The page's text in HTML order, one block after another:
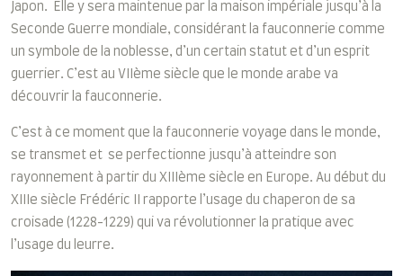
Japon. Elle y sera maintenue par la maison impériale jusqu’à la
Seconde Guerre mondiale, considérant la fauconnerie comme
un symbole de la noblesse, d’un certain statut et d’un esprit
guerrier. C’est au VIIème siècle que le monde arabe va
découvrir la fauconnerie.
C’est à ce moment que la fauconnerie voyage dans le monde,
se transmet et se perfectionne jusqu’à atteindre son
rayonnement à partir du XIIIème siècle en Europe. Au début du
XIIIe siècle Frédéric II rapporte l’usage du chaperon de sa
croisade (1228-1229) qui va révolutionner la pratique avec
l’usage du leurre.